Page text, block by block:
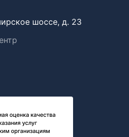
шоссе, д. 23